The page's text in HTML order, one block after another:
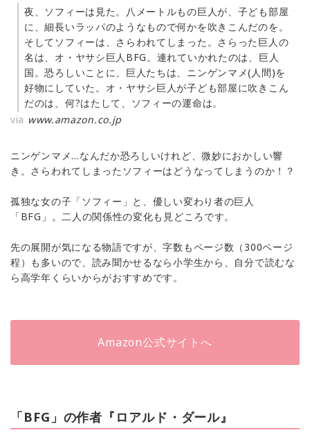
夜、ソフィーは見た。八メートルもの巨人が、子ども部屋
に、細長いラッパのようなもので何かを吹きこんだのを。
そしてソフィーは、さらわれてしまった。さらった巨人の
名は、オ・ヤサシ巨人BFG。連れていかれたのは、巨人
国。恐ろしいことに、巨人たちは、ニンゲンマメ(人間)を
好物にしていた。オ・ヤサシ巨人が子ども部屋に吹きこん
だのは、何?はたして、ソフィーの運命は。
via www.amazon.co.jp
ニンゲンマメ…なんだか恐ろしいけれど、微妙におかしい響
き。さらわれてしまったソフィーはどうなってしまうのか！？
孤独な女の子「ソフィー」と、優しい変わり者の巨人
「BFG」。二人の関係性の変化も見どころです。
先の展開が気になる物語ですが、字数もページ数（300ページ
程）も多いので、読み聞かせるなら小学生から、自分で読むな
ら高学年くらいからがおすすめです。
Amazon公式サイトへ
「BFG」の作者『ロアルド・ダール』